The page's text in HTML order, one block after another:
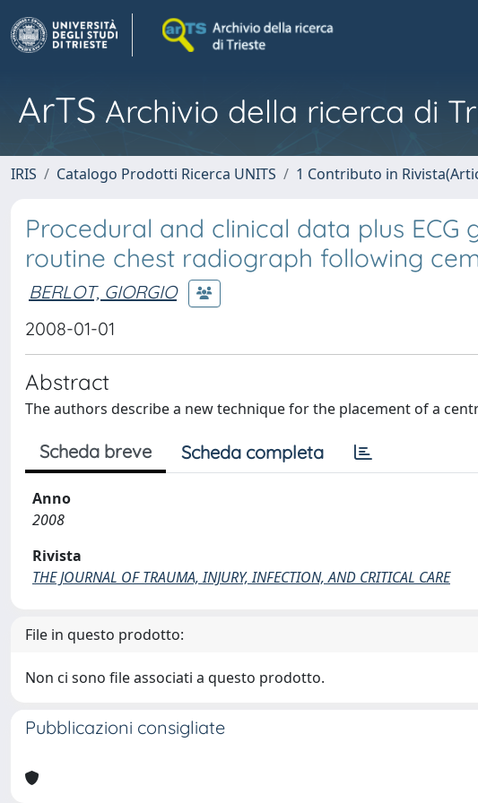
ArTS Archivio della ricerca di
IRIS Catalogo Prodotti Ricerca UNITS 1 Contributo in
Procedural and clinical data plus
routine chest radiograph following
BERLOT, GIORGIO
2008-01-01
Abstract
The authors describe a new technique for the placement of a
Scheda breve Scheda completa
Anno
2008
Rivista
THE JOURNAL OF TRAUMA, INJURY, INFECTION, AND CRITICAL CARE
File in questo prodotto:
Non ci sono file associati a questo prodotto.
Pubblicazioni consigliate